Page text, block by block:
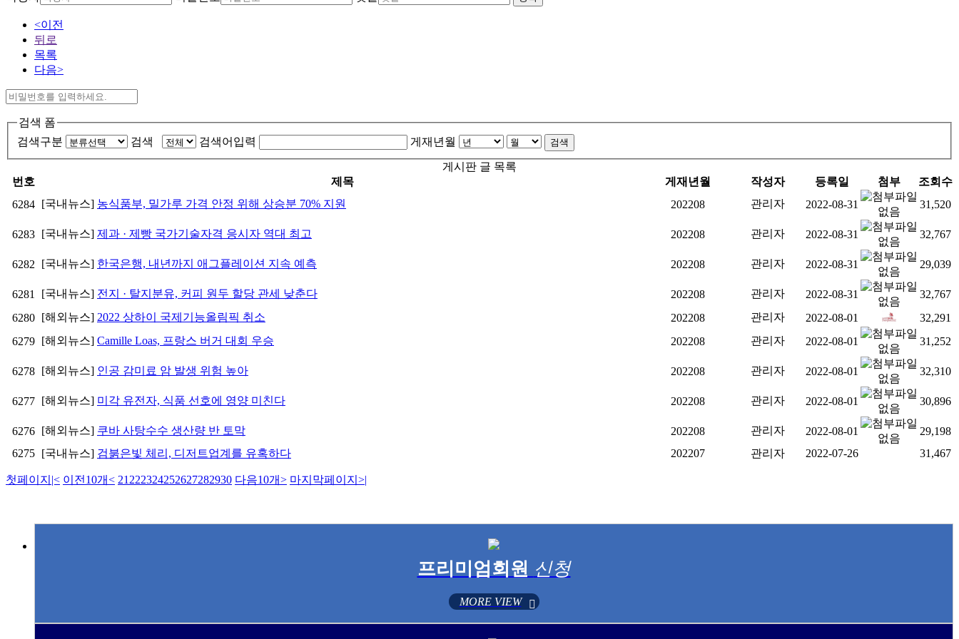
<이전
뒤로
목록
다음>
검색 폼
검색구분
검색 검색어입력 게재년월 검색
게시판 글 목록
번호
제목 게재년월 작성자 등록일 첨부
조회수
6284 [국내뉴스] 농식품부, 밀가루 가격 안정 위해 상승분 70% 지원 202208 관리자 2022-08-31 31,520
6283 [국내뉴스] 제과 · 제빵 국가기술자격 응시자 역대 최고 202208 관리자 2022-08-31 32,767
6282 [국내뉴스] 한국은행, 내년까지 애그플레이션 지속 예측 202208 관리자 2022-08-31 29,039
6281 [국내뉴스] 전지 · 탈지분유, 커피 원두 할당 관세 낮춘다 202208 관리자 2022-08-31
32,767
6280 [해외뉴스] 2022 상하이 국제기능올림픽 취소 202208 관리자 2022-08-01
32,291
6279 [해외뉴스] Camille Loas, 프랑스 버거 대회 우승 202208 관리자 2022-08-01 31,252
6278 [해외뉴스] 인공 감미료 암 발생 위험 높아 202208 관리자 2022-08-01 32,310
6277 [해외뉴스] 미각 유전자, 식품 선호에 영양 미친다 202208 관리자 2022-08-01 30,896
6276 [해외뉴스] 쿠바 사탕수수 생산량 반 토막 202208 관리자 2022-08-01
29,198
6275 [국내뉴스] 검붉은빛 체리, 디저트업계를 유혹하다 202207 관리자 2022-07-26 31,467
첫페이지 |< 이전10개< 21 222324252627282930 다음10개> 마지막페이지 >|
프리미엄회원 신청
MORE VIEW